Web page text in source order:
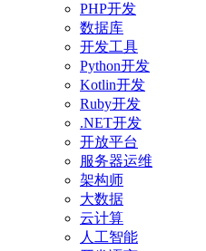
PHP开发
数据库
开发工具
Python开发
Kotlin开发
Ruby开发
.NET开发
开放平台
服务器运维
架构师
大数据
云计算
人工智能